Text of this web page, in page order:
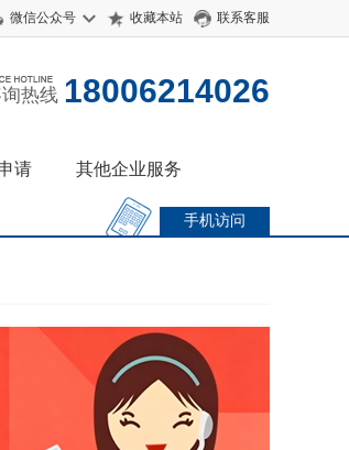
微信公众号 收藏本站 联系客服
热线 18006214026
请 其他企业服务
手机访问